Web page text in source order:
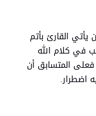
يأتي القارئ بأتم
في كلام الله
المتسابق أن
اضطرار.